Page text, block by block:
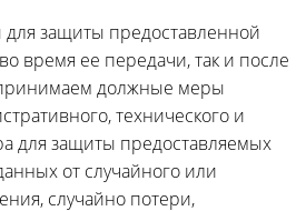
защиты предоставленной
время ее передачи, так и после
должные меры
технического и
для защиты предоставляемых
от случайного или
случайно потери,